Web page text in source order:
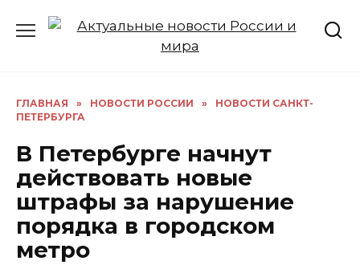
ГЛАВНАЯ » НОВОСТИ РОССИИ »
НОВОСТИ САНКТ-
ПЕТЕРБУРГА
В Петербурге начнут
действовать новые
штрафы за нарушение
порядка в городском
метро